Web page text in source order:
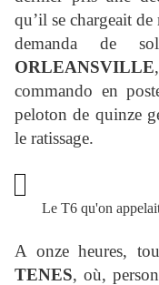
qu’il se chargeait
demanda de
ORLEANSVILLE
commando en
peloton de quinze
le ratissage.
Le T6 qu'on
A onze heures,
TENES, où,